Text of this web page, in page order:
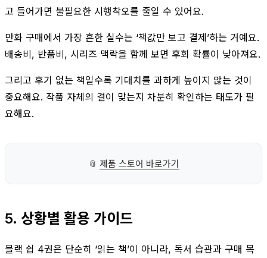
고 들어가면 불필요한 시행착오를 줄일 수 있어요.
만화 구매에서 가장 흔한 실수는 ‘책값만 보고 결제’하는 거예요.
배송비, 반품비, 시리즈 맥락을 함께 보면 후회 확률이 낮아져요.
그리고 후기 없는 책일수록 기대치를 과하게 높이지 않는 것이
중요해요. 작품 자체의 결이 맞는지 차분히 확인하는 태도가 필
요해요.
📎 제품 스토어 바로가기
5. 상황별 활용 가이드
블랙 쉽 4권은 단순히 ‘읽는 책’이 아니라, 독서 습관과 구매 목